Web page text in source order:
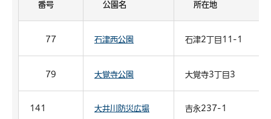
番号 公園名 所在地
77 石津西公園 石津2丁目11-1
79 大覚寺公園 大覚寺3丁目3
141 大井川防災広場 吉永237-1